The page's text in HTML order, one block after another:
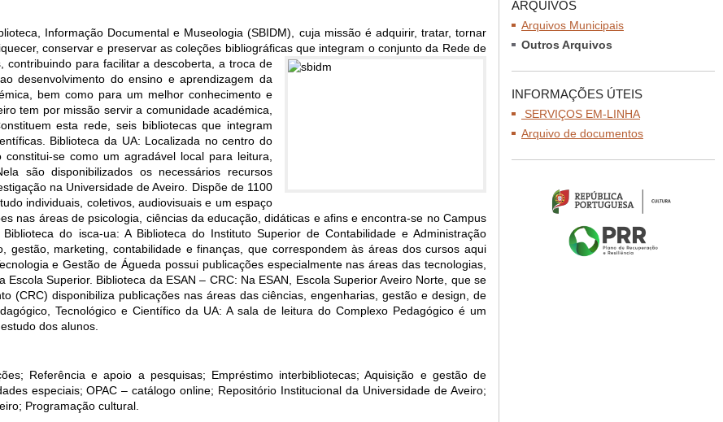
Informação Documental e Museologia (SBIDM), cuja missão é adquirir, tratar, tornar
conservar e preservar as coleções bibliográficas que integram o conjunto da Rede de
contribuindo para facilitar a descoberta, a troca de
desenvolvimento do ensino e aprendizagem da
bem como para um melhor conhecimento e
tem por missão servir a comunidade académica,
esta rede, seis bibliotecas que integram
Biblioteca da UA: Localizada no centro do
se como um agradável local para leitura,
são disponibilizados os necessários recursos
na Universidade de Aveiro. Dispõe de 1100
individuais, coletivos, audiovisuais e um espaço
nas áreas de psicologia, ciências da educação, didáticas e afins e encontra-se no Campus
do isca-ua: A Biblioteca do Instituto Superior de Contabilidade e Administração
gestão, marketing, contabilidade e finanças, que correspondem às áreas dos cursos aqui
e Gestão de Águeda possui publicações especialmente nas áreas das tecnologias,
Superior. Biblioteca da ESAN – CRC: Na ESAN, Escola Superior Aveiro Norte, que se
(CRC) disponibiliza publicações nas áreas das ciências, engenharias, gestão e design, de
Tecnológico e Científico da UA: A sala de leitura do Complexo Pedagógico é um
dos alunos.
Referência e apoio a pesquisas; Empréstimo interbibliotecas; Aquisição e gestão de
especiais; OPAC – catálogo online; Repositório Institucional da Universidade de Aveiro;
Programação cultural.
ARQUIVOS
Arquivos Municipais
Outros Arquivos
INFORMAÇÕES ÚTEIS
SERVIÇOS EM-LINHA
Arquivo de documentos